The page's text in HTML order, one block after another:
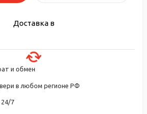
Доставка в
и обмен
в любом регионе РФ
7